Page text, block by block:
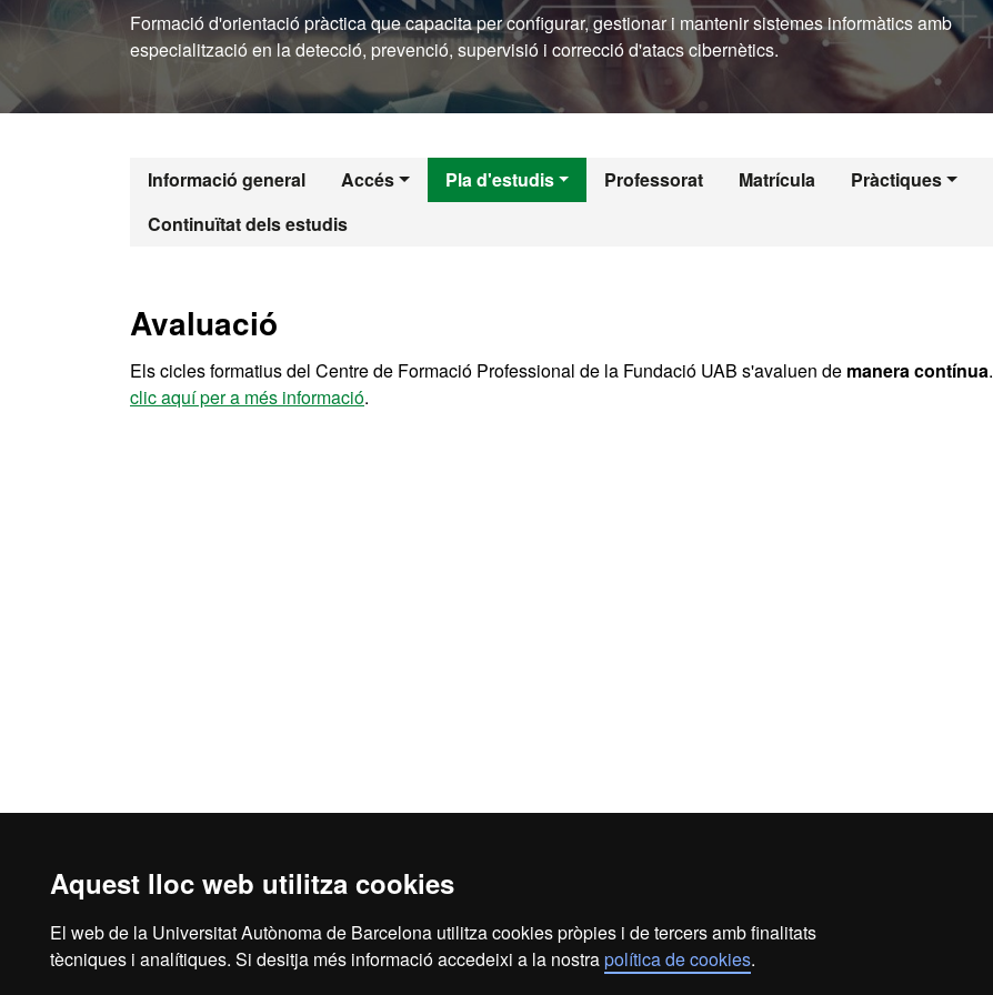
Aquest lloc web utilitza cookies
El web de la Universitat Autònoma de Barcelona utilitza cookies pròpies i de tercers amb finalitats
tècniques i analítiques. Si desitja més informació accedeixi a la nostrapolítica de cookies.
Formació d'orientació pràctica que capacita per configurar, gestionar i mantenir sistemes informàtics amb
especialització en la detecció, prevenció, supervisió i correcció d'atacs cibernètics.
Informació general Accés Pla d'estudis Professorat Matrícula
Pràctiques
Continuïtat dels estudis
Avaluació
Els cicles formatius del Centre de Formació Professional de la Fundació UAB s'avaluen de manera contínua.
clic aquí per a més informació.
Avís legal Protecció de dades Sobre el web Accessibilitat web